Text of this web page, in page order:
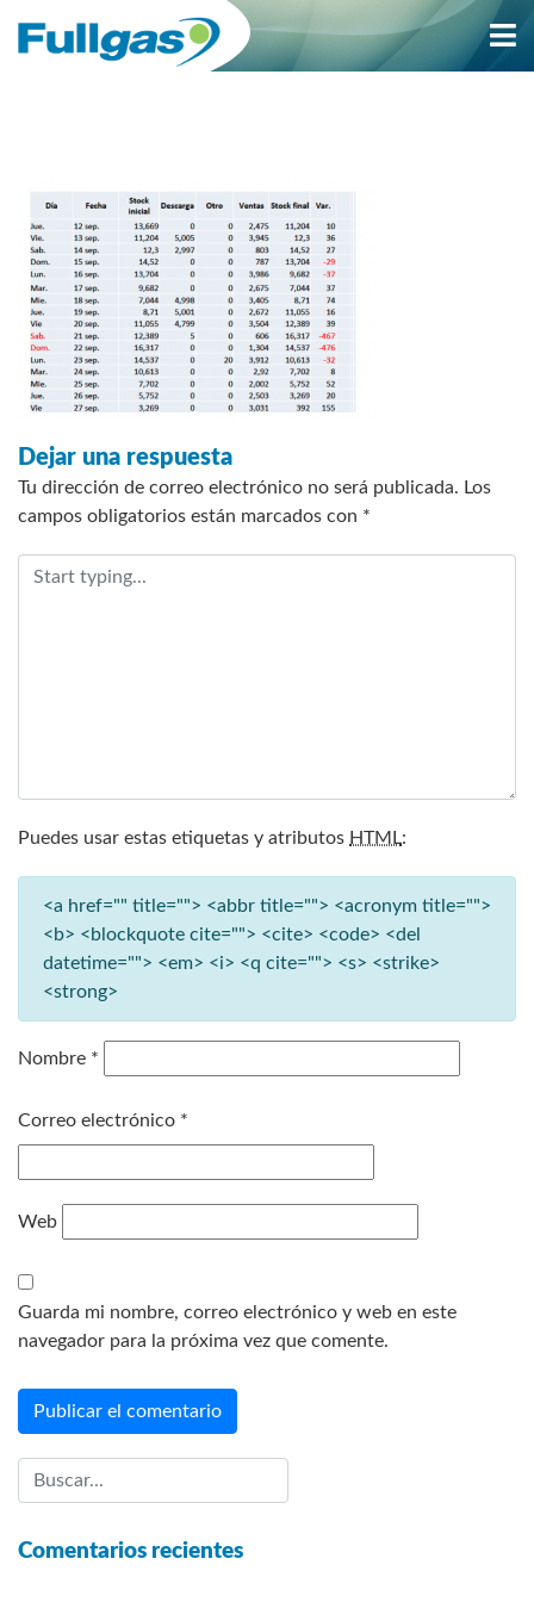
Dejar una respuesta
Tu dirección de correo electrónico no será publicada. Los
campos obligatorios están marcados con *
Puedes usar estas etiquetas y atributos HTML:
<a href="" title=""> <abbr title=""> <acronym title="">
<b> <blockquote cite=""> <cite> <code> <del
datetime=""> <em> <i> <q cite=""> <s> <strike>
<strong>
Nombre *
Correo electrónico *
Web
Guarda mi nombre, correo electrónico y web en este
navegador para la próxima vez que comente.
Comentarios recientes